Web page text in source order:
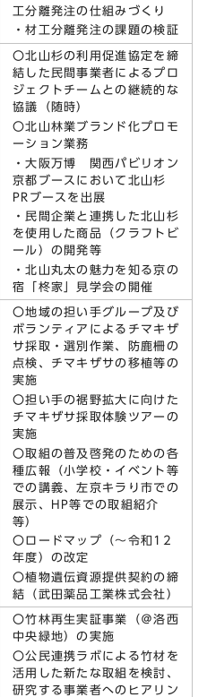
工分離発注の仕組みづくり
・材工分離発注の課題の検証
〇北山杉の利用促進協定を締
結した民間事業者によるプロ
ジェクトチームとの継続的な
協議（随時）
〇北山林業ブランド化プロモ
ーション業務
・大阪万博 関西パビリオン
京都ブースにおいて北山杉
PRブースを出展
・民間企業と連携した北山杉
を使用した商品（クラフトビ
ール）の開発等
・北山丸太の魅力を知る京の
宿「柊家」見学会の開催
〇地域の担い手グループ及び
ボランティアによるチマキザ
サ採取・選別作業、防鹿柵の
点検、チマキザサの移植等の
実施
〇担い手の裾野拡大に向けた
チマキザサ採取体験ツアーの
実施
〇取組の普及啓発のための各
種広報（小学校・イベント等
での講義、左京キラり市での
展示、HP等での取組紹介
等）
〇ロードマップ（～令和12
年度）の改定
〇植物遺伝資源提供契約の締
結（武田薬品工業株式会社）
〇竹林再生実証事業（＠洛西
中央緑地）の実施
〇公民連携ラボによる竹材を
活用した新たな取組を検討、
研究する事業者へのヒアリン